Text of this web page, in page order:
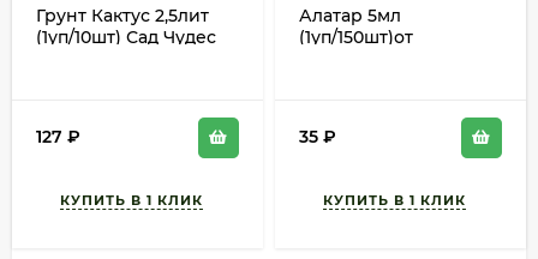
Грунт Кактус 2,5лит
(1уп/10шт) Сад Чудес
127 ₽
Алатар 5мл
(1уп/150шт)от
35 ₽